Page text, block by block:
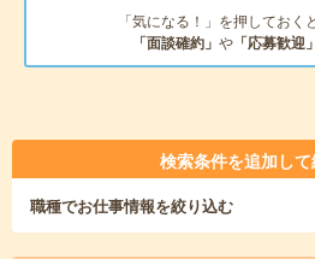
「気になる！」を押しておく
「面談確約」 や 「応募歓迎」
検索条件を追加し
職種でお仕事情報を絞り込む